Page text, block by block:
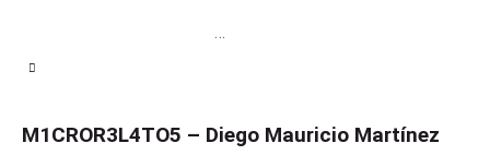
M1CROR3L4TO5 – Diego Mauricio Martínez